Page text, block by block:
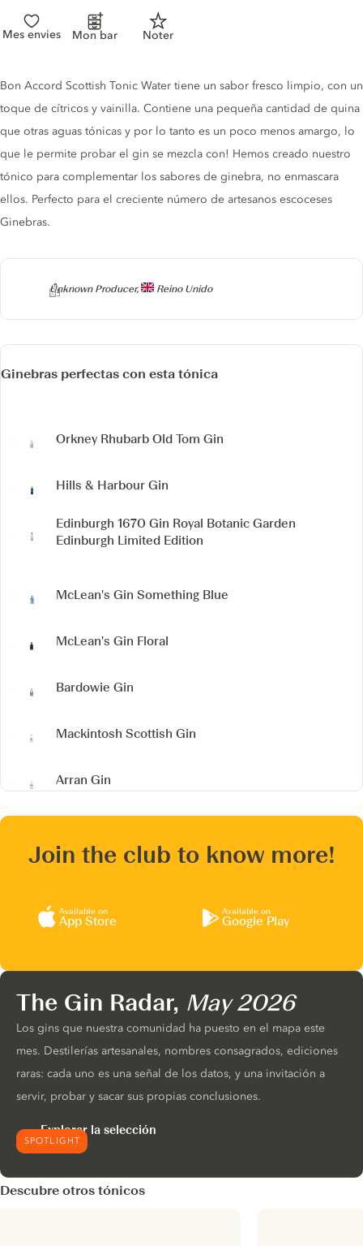
Mes envies Mon bar Noter
Producer
Unknown Producer, Reino Unido
Tonic description
Bon Accord Scottish Tonic Water tiene un sabor fresco limpio, con un
toque de cítricos y vainilla. Contiene una pequeña cantidad de quina
que otras aguas tónicas y por lo tanto es un poco menos amargo, lo
que le permite probar el gin se mezcla con! Hemos creado nuestro
tónico para complementar los sabores de ginebra, no enmascara
ellos. Perfecto para el creciente número de artesanos escoceses
Ginebras.
Ginebras perfectas con esta tónica
Orkney Rhubarb Old Tom Gin
Hills & Harbour Gin
Edinburgh 1670 Gin Royal Botanic Garden
Edinburgh Limited Edition
McLean's Gin Something Blue
McLean's Gin Floral
Bardowie Gin
Mackintosh Scottish Gin
Arran Gin
Join the club to know more!
Available on
App Store
Available on
Google Play
SPOTLIGHT
The Gin Radar, May 2026
Los gins que nuestra comunidad ha puesto en el mapa este
mes. Destilerías artesanales, nombres consagrados, ediciones
raras: cada uno es una señal de los datos, y una invitación a
servir, probar y sacar sus propias conclusiones.
Explorar la selección
Descubre otros tónicos